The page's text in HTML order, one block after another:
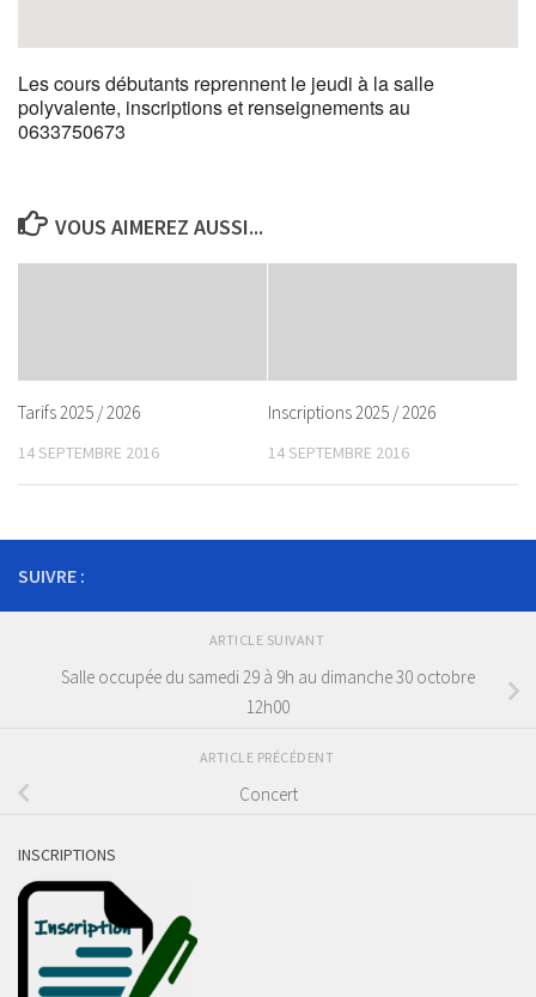
Les cours débutants reprennent le jeudi à la salle
polyvalente, inscriptions et renseignements au
0633750673
VOUS AIMEREZ AUSSI...
Tarifs 2025 / 2026
14 SEPTEMBRE 2016
Inscriptions 2025 / 2026
14 SEPTEMBRE 2016
SUIVRE :
ARTICLE SUIVANT
Salle occupée du samedi 29 à 9h au dimanche 30 octobre
12h00
ARTICLE PRÉCÉDENT
Concert
INSCRIPTIONS